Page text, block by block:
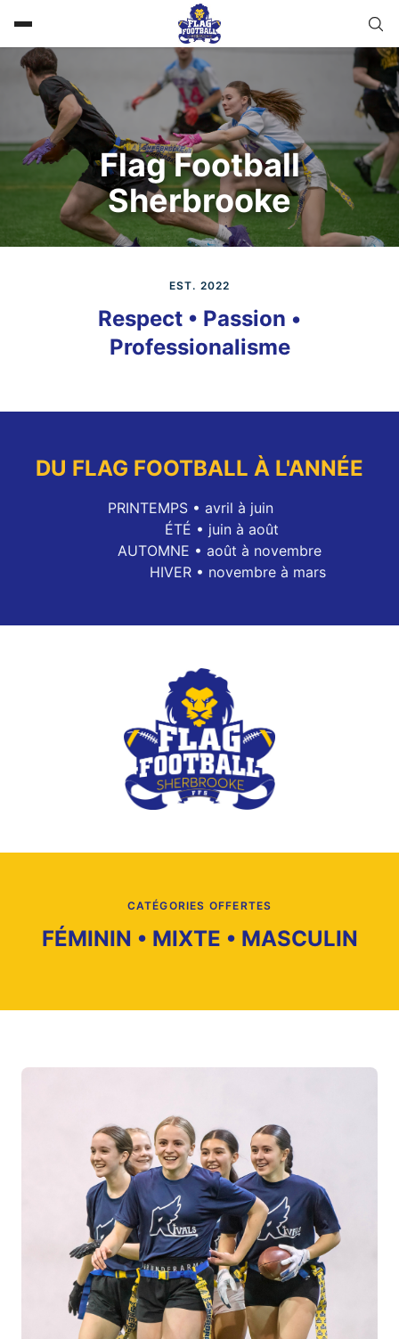
Flag Football
Sherbrooke
EST. 2022
Respect • Passion •
Professionalisme
DU FLAG FOOTBALL À L'ANNÉE
PRINTEMPS • avril à juin
ÉTÉ • juin à août
AUTOMNE • août à novembre
HIVER • novembre à mars
CATÉGORIES OFFERTES
FÉMININ • MIXTE • MASCULIN